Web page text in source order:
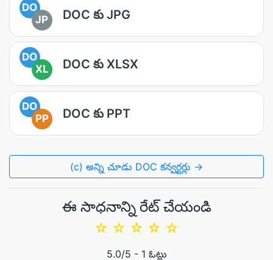
DO
JP
DOC కు JPG
DO
XL
DOC కు XLSX
DO
PP
DOC కు PPT
(c) అన్ని చూడు DOC కన్వర్టర్లు →
ఈ సాధనాన్ని రేట్ చేయండి
☆
☆
☆
☆
☆
5.0/5 - 1 ఓట్లు